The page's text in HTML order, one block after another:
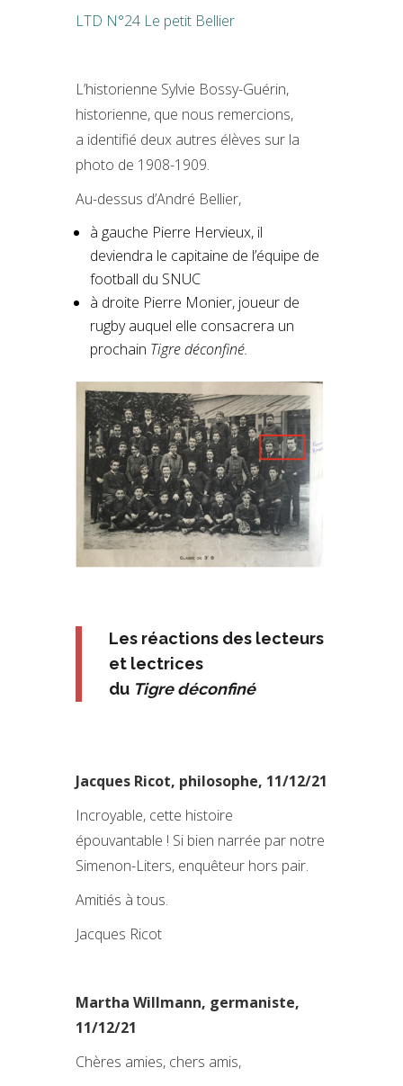
LTD N°24 Le petit Bellier
L’historienne Sylvie Bossy-Guérin,
historienne, que nous remercions,
a identifié deux autres élèves sur la
photo de 1908-1909.
Au-dessus d’André Bellier,
à gauche Pierre Hervieux, il
deviendra le capitaine de l’équipe de
football du SNUC
à droite Pierre Monier, joueur de
rugby auquel elle consacrera un
prochain Tigre déconfiné.
Les réactions des lecteurs
et lectrices
du Tigre déconfiné
Jacques Ricot, philosophe, 11/12/21
Incroyable, cette histoire
épouvantable ! Si bien narrée par notre
Simenon-Liters, enquêteur hors pair.
Amitiés à tous.
Jacques Ricot
Martha Willmann, germaniste,
11/12/21
Chères amies, chers amis,